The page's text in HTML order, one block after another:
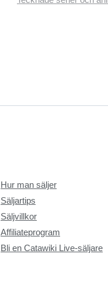
Hur man säljer
Säljartips
Säljvillkor
Affiliateprogram
Bli en Catawiki Live-säljare